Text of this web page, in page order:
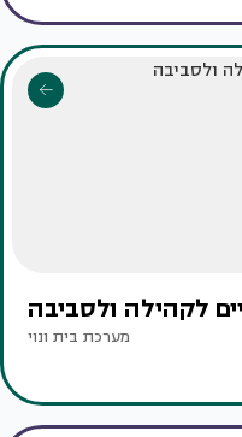
לקהילה ולסביבה
מערכת בית ונוי